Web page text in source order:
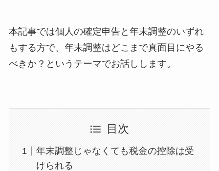
本記事では個人の確定申告と年末調整のいずれ
もする方で、年末調整はどこまで真面目にやる
べきか？というテーマでお話しします。
目次
年末調整じゃなくても税金の控除は受
けられる